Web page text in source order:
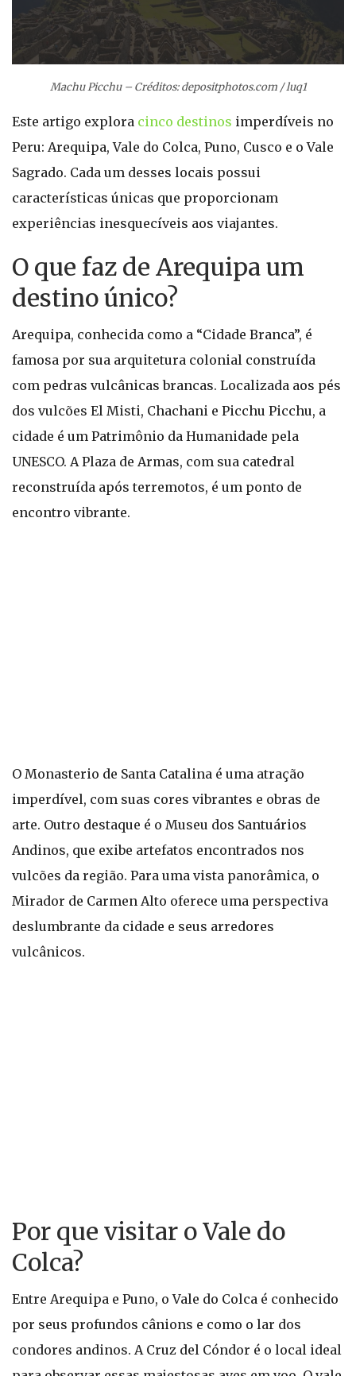
Machu Picchu – Créditos: depositphotos.com / luq1
Este artigo explora cinco destinos imperdíveis no
Peru: Arequipa, Vale do Colca, Puno, Cusco e o Vale
Sagrado. Cada um desses locais possui
características únicas que proporcionam
experiências inesquecíveis aos viajantes.
O que faz de Arequipa um
destino único?
Arequipa, conhecida como a “Cidade Branca”, é
famosa por sua arquitetura colonial construída
com pedras vulcânicas brancas. Localizada aos pés
dos vulcões El Misti, Chachani e Picchu Picchu, a
cidade é um Patrimônio da Humanidade pela
UNESCO. A Plaza de Armas, com sua catedral
reconstruída após terremotos, é um ponto de
encontro vibrante.
O Monasterio de Santa Catalina é uma atração
imperdível, com suas cores vibrantes e obras de
arte. Outro destaque é o Museu dos Santuários
Andinos, que exibe artefatos encontrados nos
vulcões da região. Para uma vista panorâmica, o
Mirador de Carmen Alto oferece uma perspectiva
deslumbrante da cidade e seus arredores
vulcânicos.
Por que visitar o Vale do
Colca?
Entre Arequipa e Puno, o Vale do Colca é conhecido
por seus profundos cânions e como o lar dos
condores andinos. A Cruz del Cóndor é o local ideal